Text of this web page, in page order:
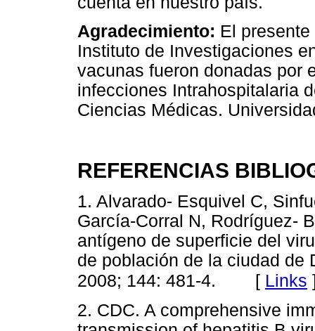
Agradecimiento: El
Instituto de Investigaciones
vacunas fueron donadas por
infecciones Intrahospitalaria
Ciencias Médicas.
REFERENCIAS
1. Alvarado- Esquivel C,
García-Corral N, Rodríguez-
antígeno de superficie del
de población de la ciudad de
2008; 144: 481-4. [ Links
2. CDC. A comprehensive